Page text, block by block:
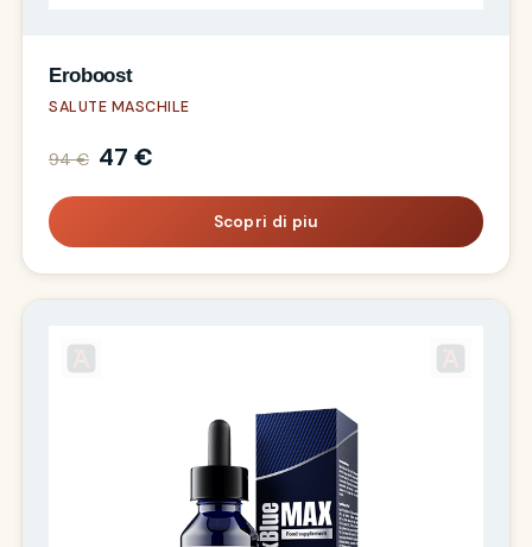
Eroboost
SALUTE MASCHILE
94 € 47 €
Scopri di piu